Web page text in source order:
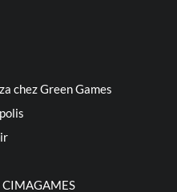
chez Green Games